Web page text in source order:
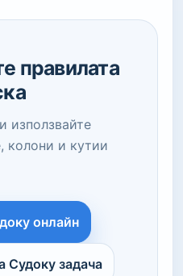
правилата
използвайте
колони и кутии
онлайн
Судоку задача